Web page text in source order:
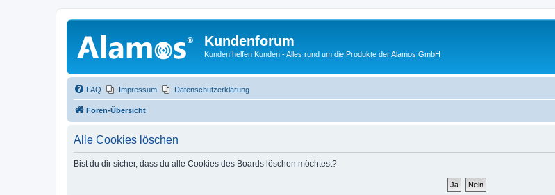
Kundenforum
Kunden helfen Kunden - Alles rund um die Produkte der Alamos GmbH
FAQ Impressum Datenschutzerklärung
Foren-Übersicht
Alle Cookies löschen
Bist du dir sicher, dass du alle Cookies des Boards löschen möchtest?